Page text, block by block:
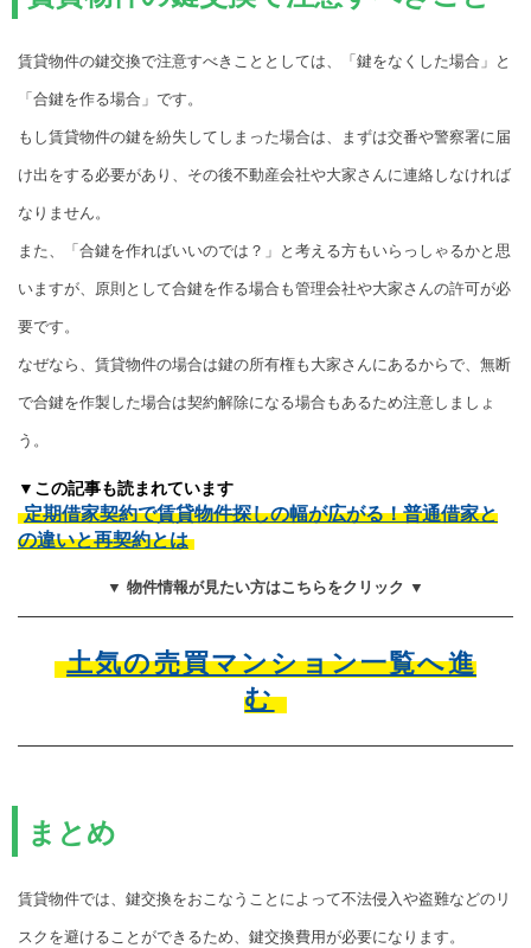
賃貸物件の鍵交換で注意すべきこととしては、「鍵をなくした場合」と
「合鍵を作る場合」です。
もし賃貸物件の鍵を紛失してしまった場合は、まずは交番や警察署に届
け出をする必要があり、その後不動産会社や大家さんに連絡しなければ
なりません。
また、「合鍵を作ればいいのでは？」と考える方もいらっしゃるかと思
いますが、原則として合鍵を作る場合も管理会社や大家さんの許可が必
要です。
なぜなら、賃貸物件の場合は鍵の所有権も大家さんにあるからで、無断
で合鍵を作製した場合は契約解除になる場合もあるため注意しましょ
う。
▼この記事も読まれています
定期借家契約で賃貸物件探しの幅が広がる！普通借家と
の違いと再契約とは
▼ 物件情報が見たい方はこちらをクリック ▼
土気の売買マンション一覧へ進
む
まとめ
賃貸物件では、鍵交換をおこなうことによって不法侵入や盗難などのリ
スクを避けることができるため、鍵交換費用が必要になります。